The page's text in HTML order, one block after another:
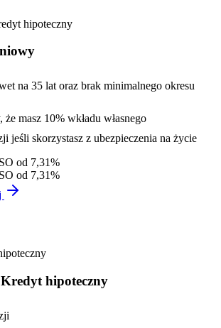
hipoteczny
na 35 lat oraz brak minimalnego okresu
że masz 10% wkładu własnego
jeśli skorzystasz z ubezpieczenia na życie
od 7,31%
od 7,31%
hipoteczny